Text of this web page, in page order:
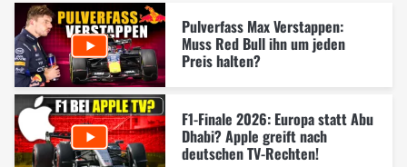
Pulverfass Max Verstappen:
Muss Red Bull ihn um jeden
Preis halten?
F1-Finale 2026: Europa statt Abu
Dhabi? Apple greift nach
deutschen TV-Rechten!